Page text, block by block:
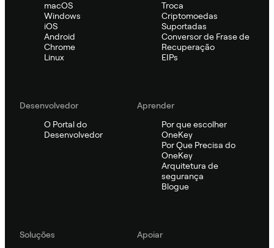
macOS
Windows
iOS
Android
Chrome
Linux
Troca
Criptomoedas
Suportadas
Conversor de Frase de
Recuperação
EIPs
Desenvolvedor
O Portal do
Desenvolvedor
Aprender
Por que escolher
OneKey
Por Que Precisa do
OneKey
Arquitetura de
segurança
Blogue
Soluções
Apoiar